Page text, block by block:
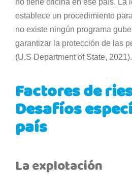
no tiene oficina en ese país. La
establece un procedimiento
no existe ningún programa
garantizar la protección de las
(U.S Department of State, 2021).
Factores de
Desafíos
país
La explotación